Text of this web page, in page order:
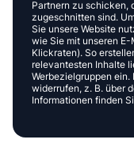
Partnern zu schicken,
zugeschnitten sind.
Sie unsere Website
wie Sie mit unseren
Klickraten). So
relevantesten Inhalte
Werbezielgruppen
widerrufen, z. B. über
Informationen finden